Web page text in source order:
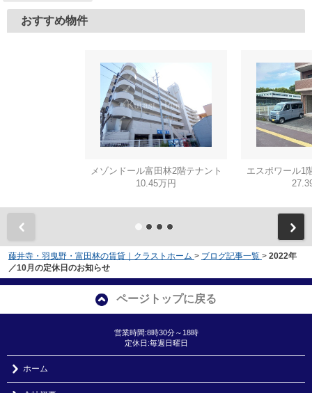
おすすめ物件
メゾンドール富田林2階テナント
10.45万円
エスポワール1
藤井寺・羽曳野・富田林の賃貸｜クラストホーム > ブログ記事一覧 > 2022年
／10月の定休日のお知らせ
ページトップに戻る
営業時間:8時30分～18時
定休日:毎週日曜日
ホーム